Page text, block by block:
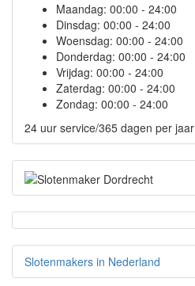
Maandag: 00:00 - 24:00
Dinsdag: 00:00 - 24:00
Woensdag: 00:00 - 24:00
Donderdag: 00:00 - 24:00
Vrijdag: 00:00 - 24:00
Zaterdag: 00:00 - 24:00
Zondag: 00:00 - 24:00
24 uur service/365 dagen per jaar
Slotenmakers in Nederland